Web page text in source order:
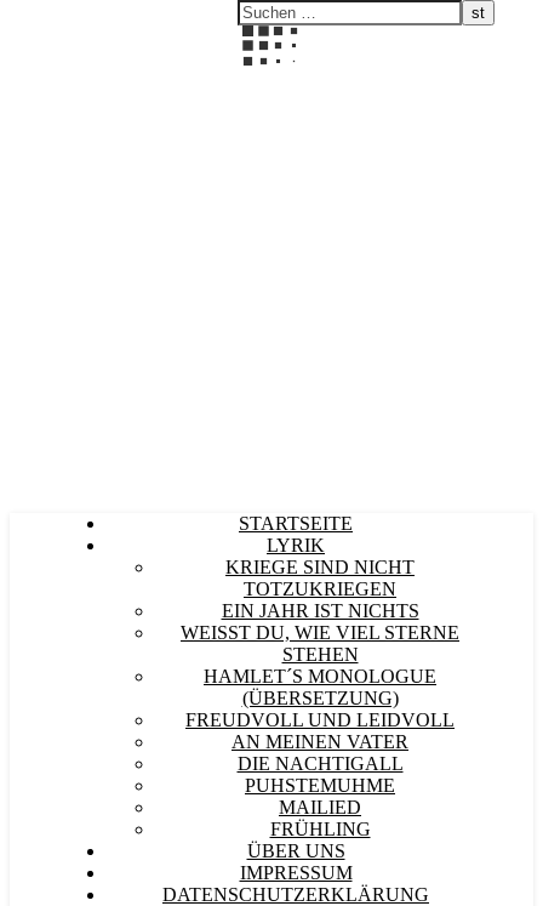
STARTSEITE
LYRIK
KRIEGE SIND NICHT
TOTZUKRIEGEN
EIN JAHR IST NICHTS
WEISST DU, WIE VIEL STERNE S
TEHEN
HAMLET´S MONOLOGUE
(ÜBERSETZUNG)
FREUDVOLL UND LEIDVOLL
AN MEINEN VATER
DIE NACHTIGALL
PUHSTEMUHME
MAILIED
FRÜHLING
ÜBER UNS
IMPRESSUM
DATENSCHUTZERKLÄRUNG